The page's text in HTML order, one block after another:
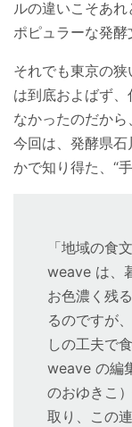
ルの違いこそあ
ポピュラーな発酵
それでも東京の
は到底およばず
なかったのだから
今回は、発酵県
かで知り得た、“
「地域の食
weave は、
お色濃く残
るのですが
しの工夫で
weave の編
のおゆきこ
取り、この